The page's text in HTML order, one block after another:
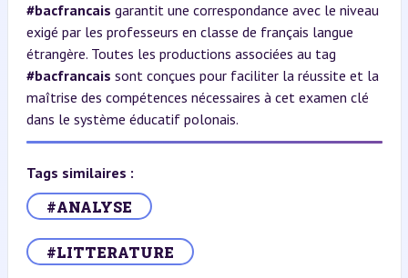
#bacfrancais garantit une correspondance avec le niveau
exigé par les professeurs en classe de français langue
étrangère. Toutes les productions associées au tag
#bacfrancais sont conçues pour faciliter la réussite et la
maîtrise des compétences nécessaires à cet examen clé
dans le système éducatif polonais.
Tags similaires :
#ANALYSE
#LITTERATURE